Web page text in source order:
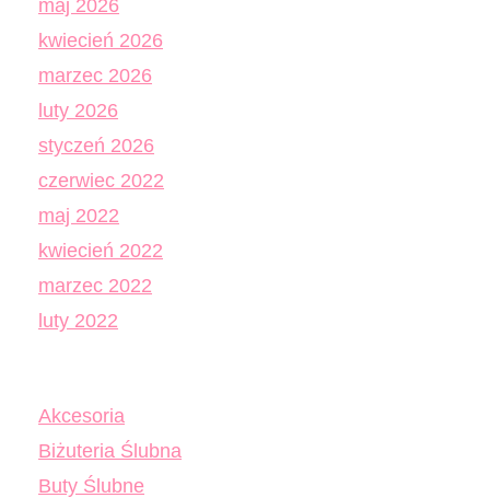
maj 2026
kwiecień 2026
marzec 2026
luty 2026
styczeń 2026
czerwiec 2022
maj 2022
kwiecień 2022
marzec 2022
luty 2022
Akcesoria
Biżuteria Ślubna
Buty Ślubne